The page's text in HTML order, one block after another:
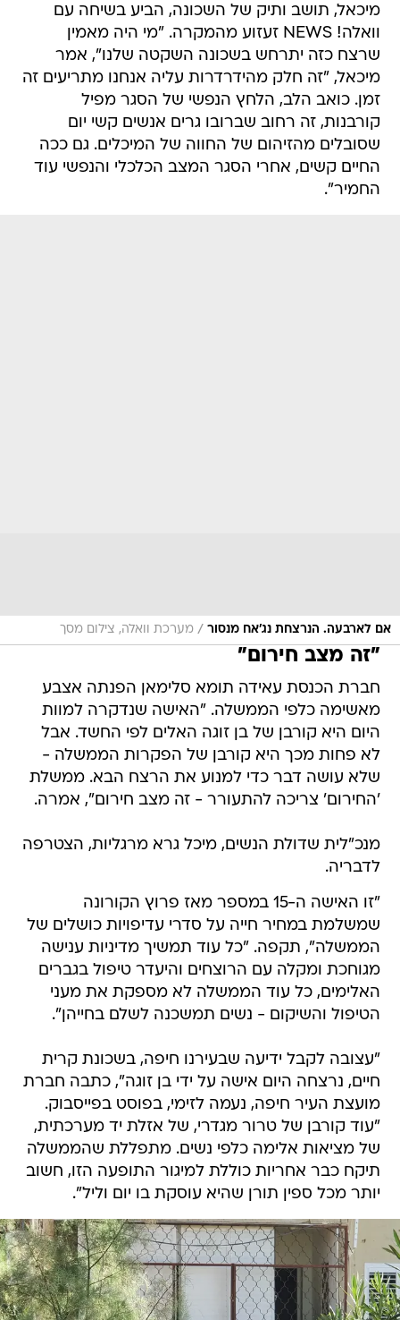
מיכאל, תושב ותיק של השכונה, הביע בשיחה עם
וואלה! NEWS זעזוע מהמקרה. "מי היה מאמין
שרצח כזה יתרחש בשכונה השקטה שלנו", אמר
מיכאל, "זה חלק מהידרדרות עליה אנחנו מתריעים זה
זמן. כואב הלב, הלחץ הנפשי של הסגר מפיל
קורבנות, זה רחוב שברובו גרים אנשים קשי יום
שסובלים מהזיהום של החווה של המיכלים. גם ככה
החיים קשים, אחרי הסגר המצב הכלכלי והנפשי עוד
החמיר".
אם לארבעה. הנרצחת נג'אח מנסור / מערכת וואלה, צילום מסך
"זה מצב חירום"
חברת הכנסת עאידה תומא סלימאן הפנתה אצבע
מאשימה כלפי הממשלה. "האישה שנדקרה למוות
היום היא קורבן של בן זוגה האלים לפי החשד. אבל
לא פחות מכך היא קורבן של הפקרות הממשלה -
שלא עושה דבר כדי למנוע את הרצח הבא. ממשלת
'החירום' צריכה להתעורר - זה מצב חירום", אמרה.
מנכ"לית שדולת הנשים, מיכל גרא מרגליות, הצטרפה
לדבריה.
"זו האישה ה-15 במספר מאז פרוץ הקורונה
שמשלמת במחיר חייה על סדרי עדיפויות כושלים של
הממשלה", תקפה. "כל עוד תמשיך מדיניות ענישה
מגוחכת ומקלה עם הרוצחים והיעדר טיפול בגברים
האלימים, כל עוד הממשלה לא מספקת את מעני
הטיפול והשיקום - נשים תמשכנה לשלם בחייהן".
"עצובה לקבל ידיעה שבעירנו חיפה, בשכונת קרית
חיים, נרצחה היום אישה על ידי בן זוגה", כתבה חברת
מועצת העיר חיפה, נעמה לזימי, בפוסט בפייסבוק.
"עוד קורבן של טרור מגדרי, של אזלת יד מערכתית,
של מציאות אלימה כלפי נשים. מתפללת שהממשלה
תיקח כבר אחריות כוללת למיגור התופעה הזו, חשוב
יותר מכל ספין תורן שהיא עוסקת בו יום וליל".